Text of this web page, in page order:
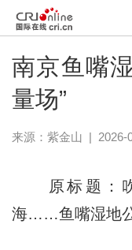
南京鱼嘴
量场”
来源： 紫金山 | 2026-
原标题：吹
海……鱼嘴湿地